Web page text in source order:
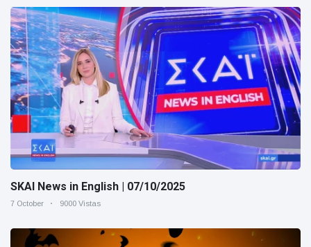
SKAI News in English | 07/10/2025
7 October 9000 Vistas